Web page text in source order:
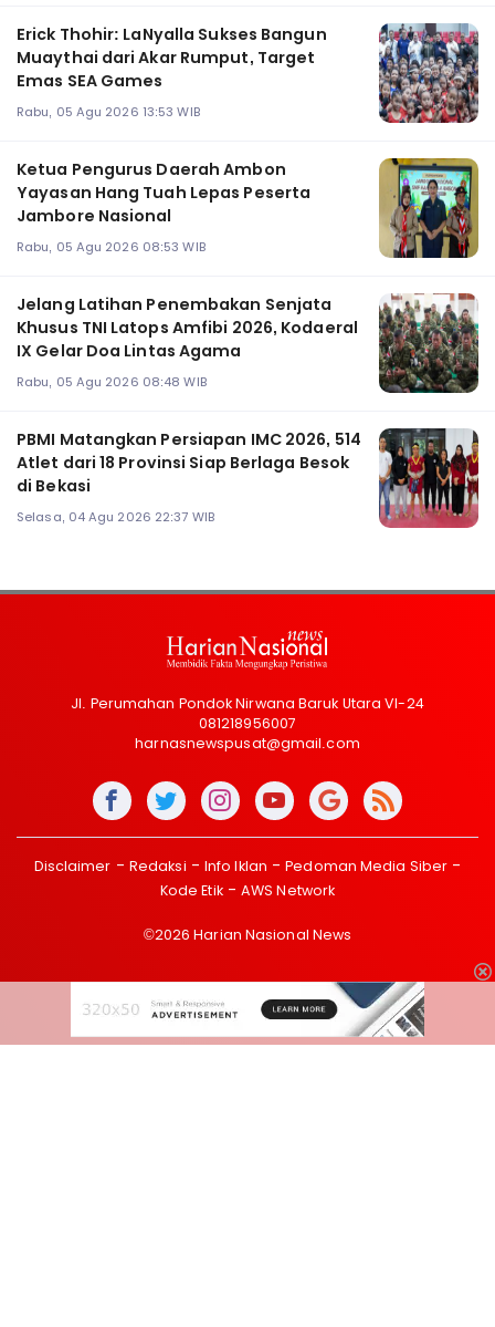
Erick Thohir: LaNyalla Sukses Bangun
Muaythai dari Akar Rumput, Target
Emas SEA Games
Rabu, 05 Agu 2026 13:53 WIB
Ketua Pengurus Daerah Ambon
Yayasan Hang Tuah Lepas Peserta
Jambore Nasional
Rabu, 05 Agu 2026 08:53 WIB
Jelang Latihan Penembakan Senjata
Khusus TNI Latops Amfibi 2026, Kodaeral
IX Gelar Doa Lintas Agama
Rabu, 05 Agu 2026 08:48 WIB
PBMI Matangkan Persiapan IMC 2026, 514
Atlet dari 18 Provinsi Siap Berlaga Besok
di Bekasi
Selasa, 04 Agu 2026 22:37 WIB
Jl. Perumahan Pondok Nirwana Baruk Utara VI-24
081218956007
harnasnewspusat@gmail.com
Disclaimer Redaksi Info Iklan
Pedoman Media Siber
Kode Etik
AWS Network
©2026 Harian Nasional News